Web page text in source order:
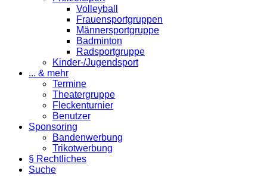
Volleyball
Frauensportgruppen
Männersportgruppe
Badminton
Radsportgruppe
Kinder-/Jugendsport
... & mehr
Termine
Theatergruppe
Fleckenturnier
Benutzer
Sponsoring
Bandenwerbung
Trikotwerbung
§ Rechtliches
Suche